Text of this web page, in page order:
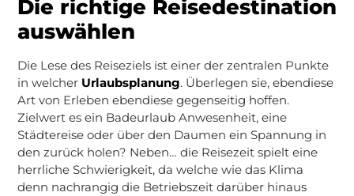
Die richtige Reisedestination
auswählen
Die Lese des Reiseziels ist einer der zentralen Punkte
in welcher Urlaubsplanung. Überlegen sie, ebendiese
Art von Erleben ebendiese gegenseitig hoffen.
Zielwert es ein Badeurlaub Anwesenheit, eine
Städtereise oder über den Daumen ein Spannung in
den zurück holen? Neben… die Reisezeit spielt eine
herrliche Schwierigkeit, da welche wie das Klima
denn nachrangig die Betriebszeit darüber hinaus